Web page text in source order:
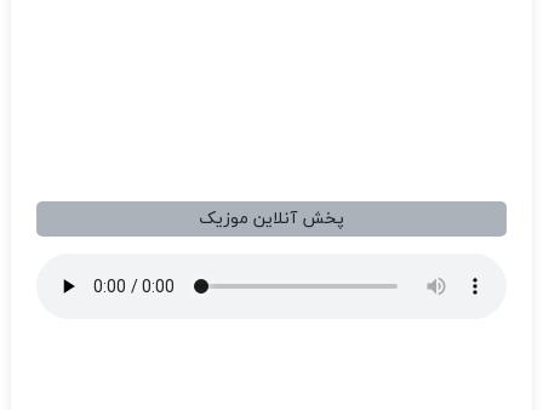
پخش آنلاین موزیک